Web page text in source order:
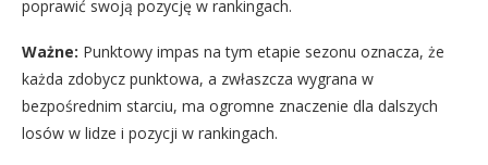
poprawić swoją pozycję w rankingach.
Ważne: Punktowy impas na tym etapie sezonu oznacza, że
każda zdobycz punktowa, a zwłaszcza wygrana w
bezpośrednim starciu, ma ogromne znaczenie dla dalszych
losów w lidze i pozycji w rankingach.